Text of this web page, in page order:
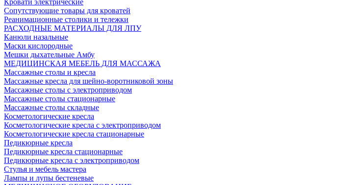
Кровати электрические
Сопутствующие товары для кроватей
Реанимационные столики и тележки
РАСХОДНЫЕ МАТЕРИАЛЫ ДЛЯ ЛПУ
Канюли назальные
Маски кислородные
Мешки дыхательные Амбу
МЕДИЦИНСКАЯ МЕБЕЛЬ ДЛЯ МАССАЖА
Массажные столы и кресла
Массажные кресла для шейно-воротниковой зоны
Массажные столы с электроприводом
Массажные столы стационарные
Массажные столы складные
Косметологические кресла
Косметологические кресла с электроприводом
Косметологические кресла стационарные
Педикюрные кресла
Педикюрные кресла стационарные
Педикюрные кресла с электроприводом
Стулья и мебель мастера
Лампы и лупы бестеневые